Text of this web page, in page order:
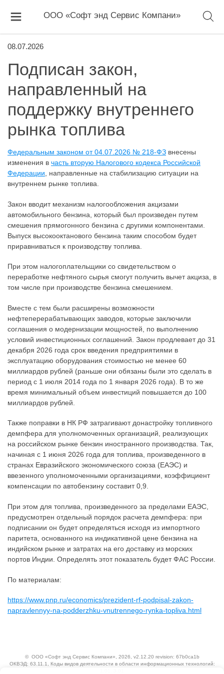
ООО «Софт энд Сервис Компани»
08.07.2026
Подписан закон,
направленный на
поддержку внутреннего
рынка топлива
Федеральным законом от 04.07.2026 № 218-ФЗ внесены
изменения в часть вторую Налогового кодекса Российской
Федерации , направленные на стабилизацию ситуации на
внутреннем рынке топлива.
Закон вводит механизм налогообложения акцизами
автомобильного бензина, который был произведен путем
смешения прямогонного бензина с другими компонентами.
Выпуск высокооктанового бензина таким способом будет
приравниваться к производству топлива.
При этом налогоплательщики со свидетельством о
переработке нефтяного сырья смогут получить вычет акциза, в
том числе при производстве бензина смешением.
Вместе с тем были расширены возможности
нефтеперерабатывающих заводов, которые заключили
соглашения о модернизации мощностей, по выполнению
условий инвестиционных соглашений. Закон продлевает до 31
декабря 2026 года срок введения предприятиями в
эксплуатацию оборудования стоимостью не менее 60
миллиардов рублей (раньше они обязаны были это сделать в
период с 1 июля 2014 года по 1 января 2026 года). В то же
время минимальный объем инвестиций повышается до 100
миллиардов рублей.
Также поправки в НК РФ затрагивают донастройку топливного
демпфера для уполномоченных организаций, реализующих
на российском рынке бензин иностранного производства. Так,
начиная с 1 июня 2026 года для топлива, произведенного в
странах Евразийского экономического союза (ЕАЭС) и
ввезенного уполномоченными организациями, коэффициент
компенсации по автобензину составит 0,9.
При этом для топлива, произведенного за пределами ЕАЭС,
предусмотрен отдельный порядок расчета демпфера: при
подписании он будет определяться исходя из импортного
паритета, основанного на индикативной цене бензина на
индийском рынке и затратах на его доставку из морских
портов Индии. Определять этот показатель будет ФАС России.
По материалам:
https://www.pnp.ru/economics/prezident-rf-podpisal-zakon-
napravlennyy-na-podderzhku-vnutrennego-rynka-topliva.html
© ООО «Софт энд Сервис Компани» , 2026, v2.12.20 revision: 67b0ca1b
ОКВЭД: 63.11.1, Коды видов деятельности в области информационных технологий: